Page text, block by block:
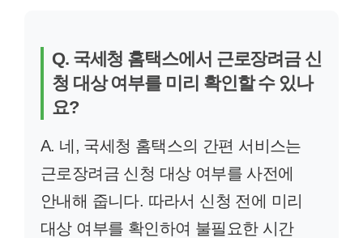
Q. 국세청 홈택스에서 근로장려금 신
청 대상 여부를 미리 확인할 수 있나
요?
A. 네, 국세청 홈택스의 간편 서비스는
근로장려금 신청 대상 여부를 사전에
안내해 줍니다. 따라서 신청 전에 미리
대상 여부를 확인하여 불필요한 시간